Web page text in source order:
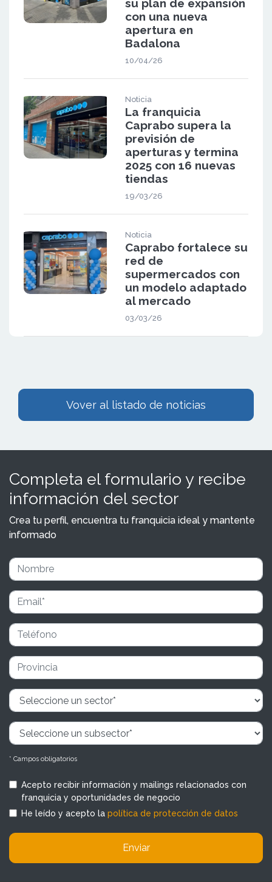
su plan de expansión
con una nueva
apertura en
Badalona
10/04/26
Noticia
La franquicia
Caprabo supera la
previsión de
aperturas y termina
2025 con 16 nuevas
tiendas
19/03/26
Noticia
Caprabo fortalece su
red de
supermercados con
un modelo adaptado
al mercado
03/03/26
Vover al listado de noticias
Completa el formulario y recibe
información del sector
Crea tu perfil, encuentra tu franquicia ideal y mantente
informado
* Campos obligatorios
Acepto recibir información y mailings relacionados con
franquicia y oportunidades de negocio
He leído y acepto la política de protección de datos
Enviar